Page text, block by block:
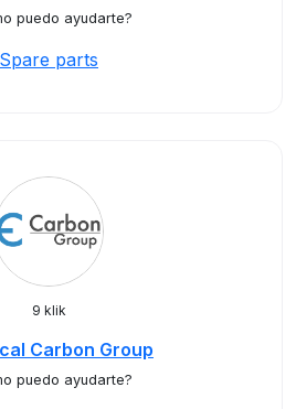
puedo ayudarte?
Spare parts
9 klik
Carbon Group
puedo ayudarte?